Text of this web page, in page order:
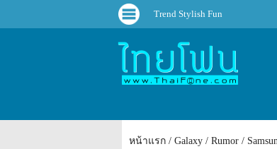
Trend Stylish Fun
หน้าแรก Galaxy Rumor